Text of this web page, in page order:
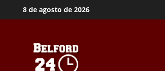
8 de agosto de 2026